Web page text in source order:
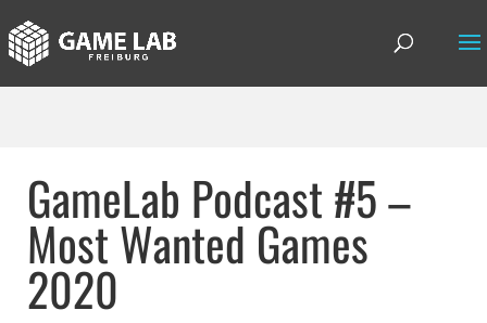
GameLab Podcast #5 –
Most Wanted Games
2020